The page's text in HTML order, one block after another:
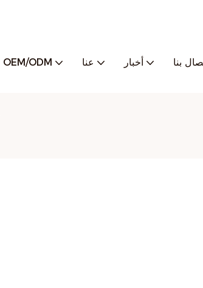
OEM/ODM عنا أخبار بنا